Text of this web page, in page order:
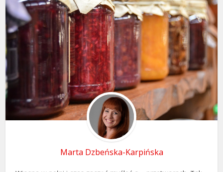
Marta Dzbeńska-Karpińska